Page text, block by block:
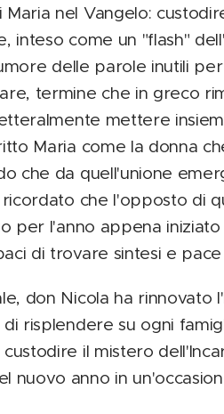
nel Vangelo:
inteso come un "flash"
delle parole inutili
termine che in greco
mettere
Maria come la donna
che da quell'unione
che l'opposto di
per l'anno appena
di trovare sintesi e
don Nicola ha rinnovato
risplendere su ogni
il mistero
nuovo anno in